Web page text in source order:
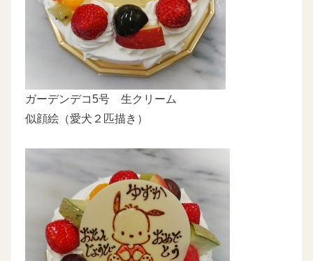
ガーデンデコ5号 生クリーム
似顔絵（愛犬２匹描き）